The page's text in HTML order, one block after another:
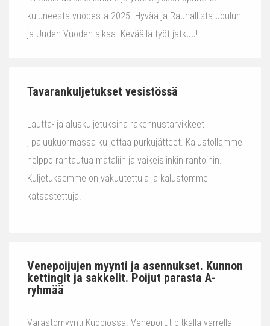
kuluneesta vuodesta 2025. Hyvää ja Rauhallista Joulun
ja Uuden Vuoden aikaa. Keväällä työt jatkuu!
Tavarankuljetukset vesistössä
Lautta- ja aluskuljetuksina rakennustarvikkeet
, paluukuormassa kuljettaa purkujätteet. Kalustollamme
helppo rantautua mataliin ja vaikeisiinkin rantoihin.
Kuljetuksemme on vakuutettuja ja kalustomme
katsastettuja.
Venepoijujen myynti ja asennukset. Kunnon
kettingit ja sakkelit. Poijut parasta A-
ryhmää
Varastomyynti Kuopiossa. Venepoijut pitkällä varrella